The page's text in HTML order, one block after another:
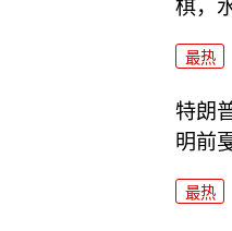
棋，
最热
特朗
明前
最热